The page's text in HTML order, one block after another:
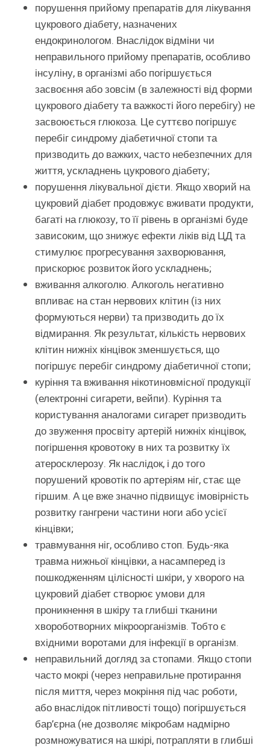
порушення прийому препаратів для лікування
цукрового діабету, назначених
ендокринологом. Внаслідок відміни чи
неправильного прийому препаратів, особливо
інсуліну, в організмі або погіршується
засвоєння або зовсім (в залежності від форми
цукрового діабету та важкості його перебігу) не
засвоюється глюкоза. Це суттєво погіршує
перебіг синдрому діабетичної стопи та
призводить до важких, часто небезпечних для
життя, ускладнень цукрового діабету;
порушення лікувальної дієти. Якщо хворий на
цукровий діабет продовжує вживати продукти,
багаті на глюкозу, то її рівень в організмі буде
зависоким, що знижує ефекти ліків від ЦД та
стимулює прогресування захворювання,
прискорює розвиток його ускладнень;
вживання алкоголю. Алкоголь негативно
впливає на стан нервових клітин (із них
формуються нерви) та призводить до їх
відмирання. Як результат, кількість нервових
клітин нижніх кінцівок зменшується, що
погіршує перебіг синдрому діабетичної стопи;
куріння та вживання нікотиновмісної продукції
(електронні сигарети, вейпи). Куріння та
користування аналогами сигарет призводить
до звуження просвіту артерій нижніх кінцівок,
погіршення кровотоку в них та розвитку їх
атеросклерозу. Як наслідок, і до того
порушений кровотік по артеріям ніг, стає ще
гіршим. А це вже значно підвищує імовірність
розвитку гангрени частини ноги або усієї
кінцівки;
травмування ніг, особливо стоп. Будь-яка
травма нижньої кінцівки, а насамперед із
пошкодженням цілісності шкіри, у хворого на
цукровий діабет створює умови для
проникнення в шкіру та глибші тканини
хвороботворних мікроорганізмів. Тобто є
вхідними воротами для інфекції в організм.
неправильний догляд за стопами. Якщо стопи
часто мокрі (через неправильне протирання
після миття, через мокріння під час роботи,
або внаслідок пітливості тощо) погіршується
бар’єрна (не дозволяє мікробам надмірно
розмножуватися на шкірі, потрапляти в глибші